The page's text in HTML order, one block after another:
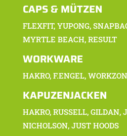
CAPS & MÜTZEN
FLEXFIT, YUPONG,
MYRTLE BEACH, RESULT
WORKWARE
HAKRO, F.ENGEL,
KAPUZENJACKEN
HAKRO, RUSSELL, GILDAN,
NICHOLSON, JUST HOODS